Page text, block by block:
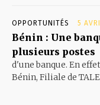
OPPORTUNITÉS 5
Bénin : Une
plusieurs postes
d'une banque. En
Bénin, Filiale de